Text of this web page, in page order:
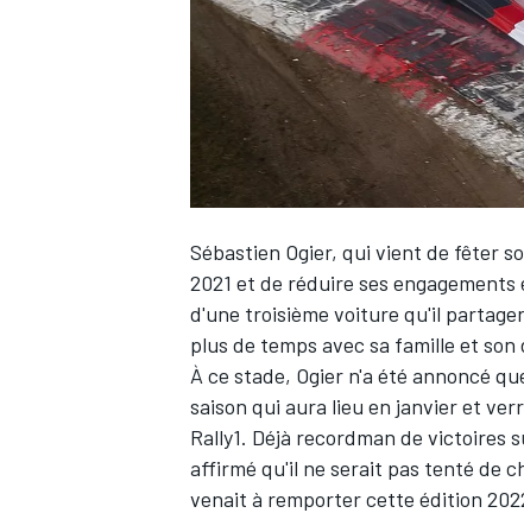
WEC
Sébastien Ogier, qui vient de fêter
2021 et de réduire ses
d'une troisième voiture qu'il
plus de temps avec sa famille et
À ce stade, Ogier n'a été annoncé
saison qui aura lieu en janvier et
Rally1. Déjà recordman de victoires
affirmé qu'il ne serait pas tenté de
venait à remporter cette édition